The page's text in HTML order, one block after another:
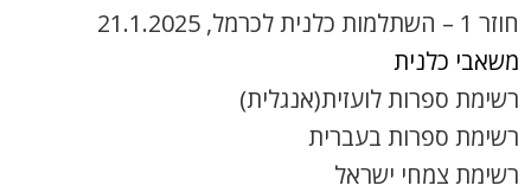
חוזר 1 – השתלמות כלנית לכרמל, 21.1.2025
משאבי כלנית
רשימת ספרות לועזית(אנגלית)
רשימת ספרות בעברית
רשימת צמחי ישראל